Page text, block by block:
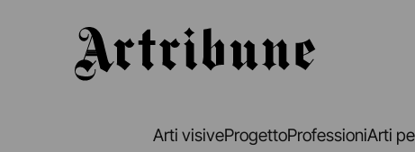
Arti visiveProgettoProfessioniArti